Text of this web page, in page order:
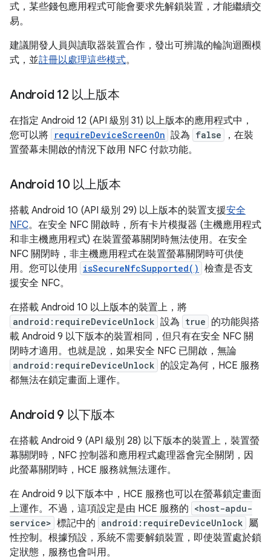
式，某些錢包應用程式可能會要求先解鎖裝置，才能繼續交
易。
建議開發人員與讀取器裝置合作，發出可辨識的輪詢迴圈模
式，並註冊以處理這些模式。
Android 12 以上版本
在指定 Android 12 (API 級別 31) 以上版本的應用程式中，
您可以將 requireDeviceScreenOn 設為 false
，在裝
置螢幕未開啟的情況下啟用 NFC 付款功能。
Android 10 以上版本
搭載 Android 10 (API 級別 29) 以上版本的裝置支援安全
NFC。在安全 NFC 開啟時，所有卡片模擬器 (主機應用程式
和非主機應用程式) 在裝置螢幕關閉時無法使用。在安全
NFC 關閉時，非主機應用程式在裝置螢幕關閉時可供使
用。您可以使用 isSecureNfcSupported() 檢查是否支
援安全 NFC。
在搭載 Android 10 以上版本的裝置上，將
android:requireDeviceUnlock 設為 true 的功能與搭
載 Android 9 以下版本的裝置相同，但只有在安全 NFC 關
閉時才適用。也就是說，如果安全 NFC 已開啟，無論
android:requireDeviceUnlock 的設定為何，HCE 服務
都無法在鎖定畫面上運作。
Android 9 以下版本
在搭載 Android 9 (API 級別 28) 以下版本的裝置上，裝置螢
幕關閉時，NFC 控制器和應用程式處理器會完全關閉，因
此螢幕關閉時，HCE 服務就無法運作。
在 Android 9 以下版本中，HCE 服務也可以在螢幕鎖定畫面
上運作。不過，這項設定是由 HCE 服務的 <host-apdu-
service> 標記中的 android:requireDeviceUnlock 屬
性控制。根據預設，系統不需要解鎖裝置，即使裝置處於鎖
定狀態，服務也會叫用。